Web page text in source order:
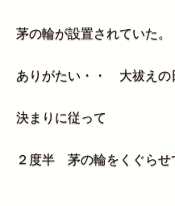
茅の輪が設置されていた。
ありがたい・・ 大祓えの
決まりに従って
２度半 茅の輪をくぐらせ